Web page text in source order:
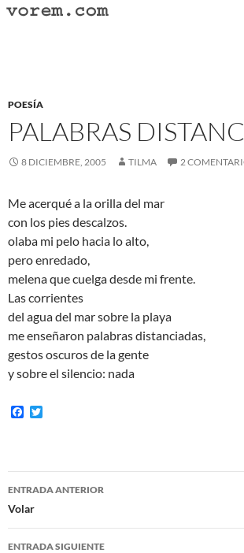
Saltar
POESÍA
PALABRAS
8 DICIEMBRE, 2005 TILMA 2
Me acerqué a la orilla del mar
con los pies descalzos.
olaba mi pelo hacia lo alto,
pero enredado,
melena que cuelga desde mi frente.
Las corrientes
del agua del mar sobre la playa
me enseñaron palabras distanciadas,
gestos oscuros de la gente
y sobre el silencio: nada
F
o
o
e
r
Navegación
de
entradas
ENTRADA ANTERIOR
Volar
ENTRADA SIGUIENTE